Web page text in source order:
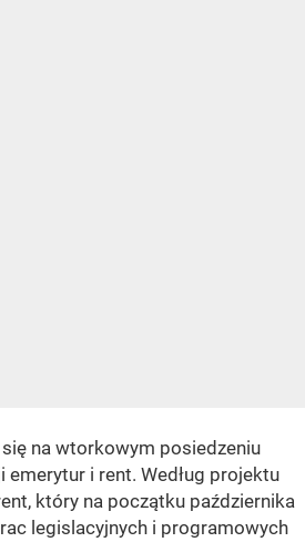
na wtorkowym posiedzeniu
i rent. Według projektu
który na początku października
legislacyjnych i programowych